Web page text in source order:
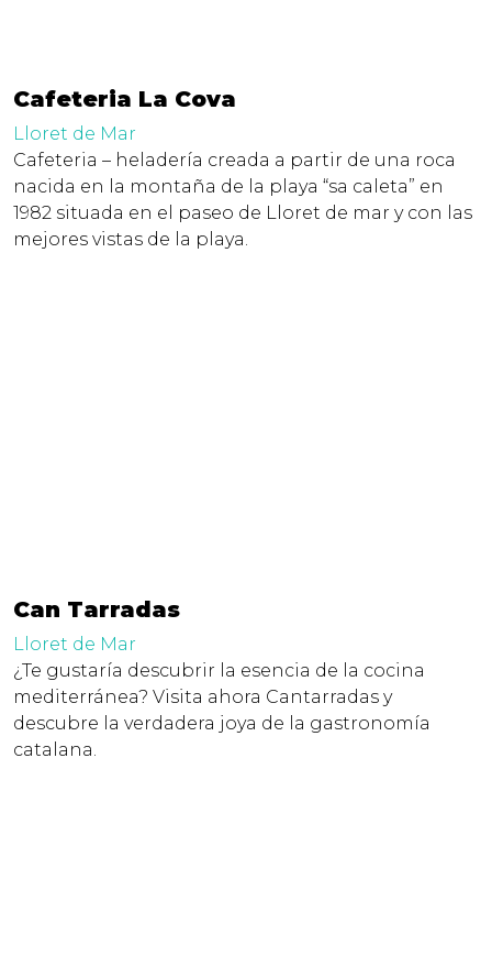
Cafeteria La Cova
Lloret de Mar
Cafeteria – heladería creada a partir de una roca
nacida en la montaña de la playa “sa caleta” en
1982 situada en el paseo de Lloret de mar y con las
mejores vistas de la playa.
Can Tarradas
Lloret de Mar
¿Te gustaría descubrir la esencia de la cocina
mediterránea? Visita ahora Cantarradas y
descubre la verdadera joya de la gastronomía
catalana.